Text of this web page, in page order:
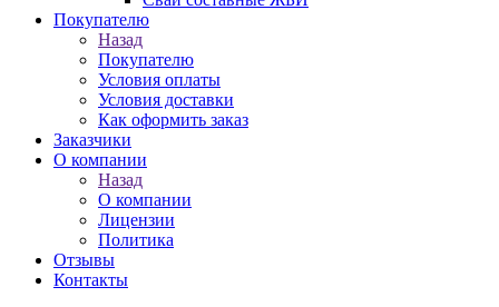
Покупателю
Назад
Покупателю
Условия оплаты
Условия доставки
Как оформить заказ
Заказчики
О компании
Назад
О компании
Лицензии
Политика
Отзывы
Контакты